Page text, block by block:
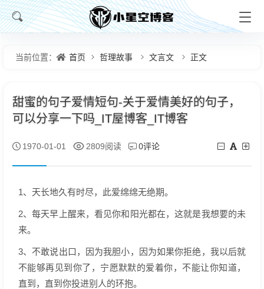
当前位置： 首页 哲理故事 文言文 正文
甜蜜的句子爱情短句-关于爱情美好的句子，
可以分享一下吗_IT屋博客_IT博客
1970-01-01 2809阅读 0评论
1、天长地久有时尽，此爱绵绵无绝期。
2、每天早上醒来，看见你和阳光都在，这就是我想要的未
来。
3、不敢说出口，因为我胆小，因为如果你拒绝，我以后就
不能够再见到你了，宁愿默默的爱着你，不能让你知道，
直到，直到你投进别人的环抱。